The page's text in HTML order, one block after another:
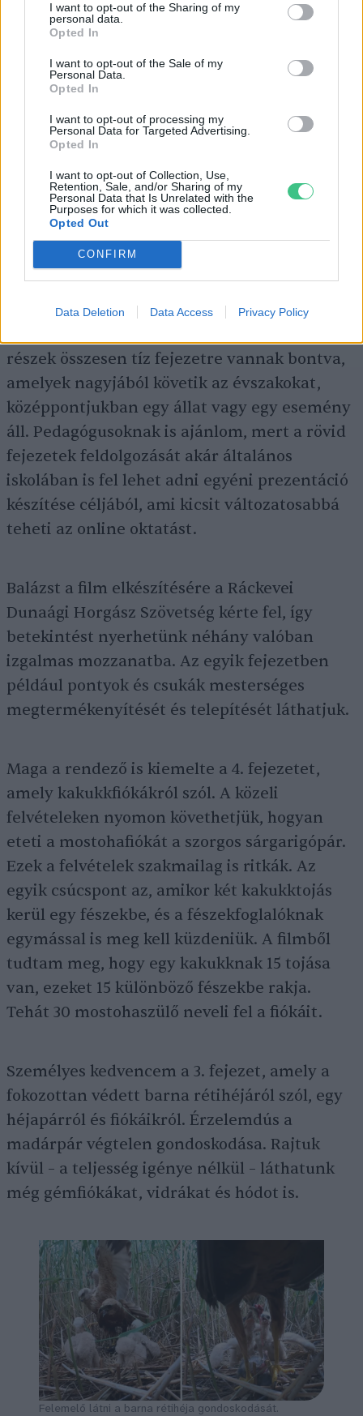
I want to opt-out of the Sharing of my
personal data.
Opted In
I want to opt-out of the Sale of my
Personal Data.
Opted In
I want to opt-out of processing my
Personal Data for Targeted Advertising.
Opted In
I want to opt-out of Collection, Use,
Retention, Sale, and/or Sharing of my
Personal Data that Is Unrelated with the
Purposes for which it was collected.
Opted Out
CONFIRM
Data Deletion Data Access Privacy Policy
mezőgazdasági művelés alá volt szántón.
Cikkajánló
Évtizedekig tart majd, mire
teljesen helyreáll a Ráckevei-
Greendex Szemle
Kakukkok harca közvetlen
közelről
részek összesen tíz fejezetre vannak bontva,
amelyek nagyjából követik az évszakokat,
középpontjukban egy állat vagy egy esemény
áll. Pedagógusoknak is ajánlom, mert a rövid
fejezetek feldolgozását akár általános
iskolában is fel lehet adni egyéni prezentáció
készítése céljából, ami kicsit változatosabbá
teheti az online oktatást.
Balázst a film elkészítésére a Ráckevei
Dunaági Horgász Szövetség kérte fel, így
betekintést nyerhetünk néhány valóban
izgalmas mozzanatba. Az egyik fejezetben
például pontyok és csukák mesterséges
megtermékenyítését és telepítését láthatjuk.
Maga a rendező is kiemelte a 4. fejezetet,
amely kakukkfiókákról szól. A közeli
felvételeken nyomon követhetjük, hogyan
eteti a mostohafiókát a szorgos sárgarigópár.
Ezek a felvételek szakmailag is ritkák. Az
egyik csúcspont az, amikor két kakukktojás
kerül egy fészekbe, és a fészekfoglalóknak
egymással is meg kell küzdeniük. A filmből
tudtam meg, hogy egy kakukknak 15 tojása
van, ezeket 15 különböző fészekbe rakja.
Tehát 30 mostohaszülő neveli fel a fiókáit.
Személyes kedvencem a 3. fejezet, amely a
fokozottan védett barna rétihéjáról szól, egy
héjapárról és fiókáikról. Érzelemdús a
madárpár végtelen gondoskodása. Rajtuk
kívül – a teljesség igénye nélkül – láthatunk
még gémfiókákat, vidrákat és hódot is.
Felemelő látni a barna rétihéja gondoskodását.